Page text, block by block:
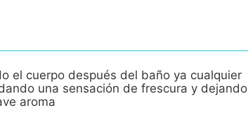
el cuerpo después del baño ya cualquier
una sensación de frescura y dejando
aroma